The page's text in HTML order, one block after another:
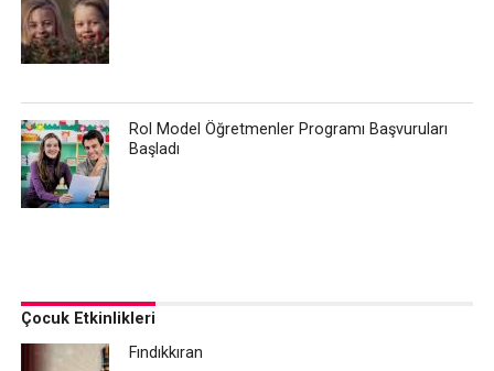
Rol Model Öğretmenler Programı Başvuruları
Başladı
Çocuk Etkinlikleri
Fındıkkıran